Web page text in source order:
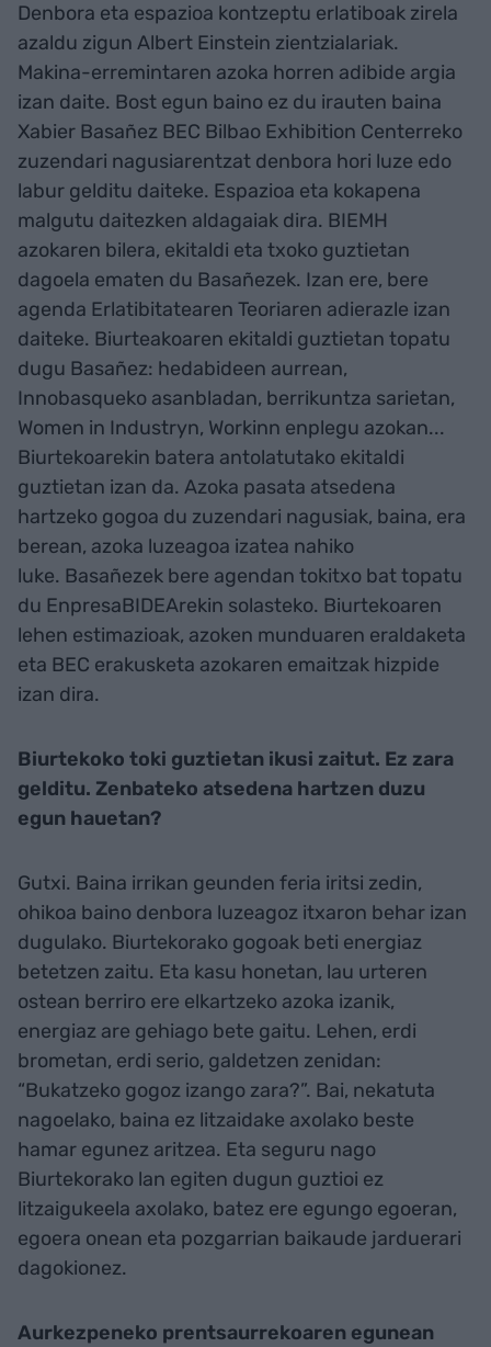
Denbora eta espazioa kontzeptu erlatiboak zirela
azaldu zigun Albert Einstein zientzialariak.
Makina-erremintaren azoka horren adibide argia
izan daite. Bost egun baino ez du irauten baina
Xabier Basañez BEC Bilbao Exhibition Centerreko
zuzendari nagusiarentzat denbora hori luze edo
labur gelditu daiteke. Espazioa eta kokapena
malgutu daitezken aldagaiak dira. BIEMH
azokaren bilera, ekitaldi eta txoko guztietan
dagoela ematen du Basañezek. Izan ere, bere
agenda Erlatibitatearen Teoriaren adierazle izan
daiteke. Biurteakoaren ekitaldi guztietan topatu
dugu Basañez: hedabideen aurrean,
Innobasqueko asanbladan, berrikuntza sarietan,
Women in Industryn, Workinn enplegu azokan...
Biurtekoarekin batera antolatutako ekitaldi
guztietan izan da. Azoka pasata atsedena
hartzeko gogoa du zuzendari nagusiak, baina, era
berean, azoka luzeagoa izatea nahiko
luke. Basañezek bere agendan tokitxo bat topatu
du EnpresaBIDEArekin solasteko. Biurtekoaren
lehen estimazioak, azoken munduaren eraldaketa
eta BEC erakusketa azokaren emaitzak hizpide
izan dira.
Biurtekoko toki guztietan ikusi zaitut. Ez zara
gelditu. Zenbateko atsedena hartzen duzu
egun hauetan?
Gutxi. Baina irrikan geunden feria iritsi zedin,
ohikoa baino denbora luzeagoz itxaron behar izan
dugulako. Biurtekorako gogoak beti energiaz
betetzen zaitu. Eta kasu honetan, lau urteren
ostean berriro ere elkartzeko azoka izanik,
energiaz are gehiago bete gaitu. Lehen, erdi
brometan, erdi serio, galdetzen zenidan:
“Bukatzeko gogoz izango zara?”. Bai, nekatuta
nagoelako, baina ez litzaidake axolako beste
hamar egunez aritzea. Eta seguru nago
Biurtekorako lan egiten dugun guztioi ez
litzaigukeela axolako, batez ere egungo egoeran,
egoera onean eta pozgarrian baikaude jarduerari
dagokionez.
Aurkezpeneko prentsaurrekoaren egunean